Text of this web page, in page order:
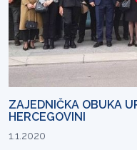
ZAJEDNIČKA OBUKA
HERCEGOVINI
1.1.2020